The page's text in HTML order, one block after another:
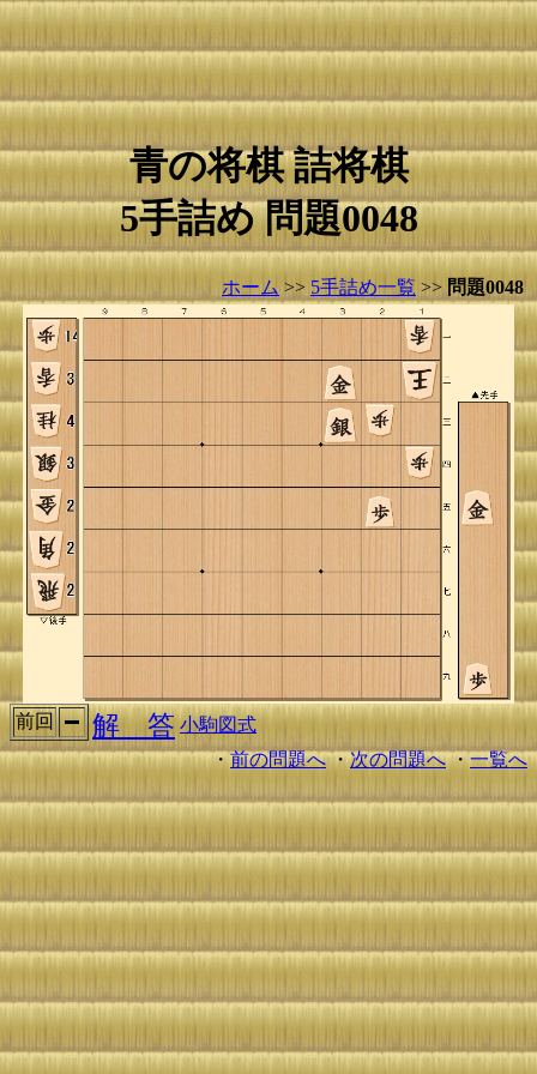
青の将棋 詰将棋
5手詰め 問題0048
ホーム >> 5手詰め一覧 >> 問題0048
前回 解 答 小駒図式
・前の問題へ・次の問題へ・一覧へ